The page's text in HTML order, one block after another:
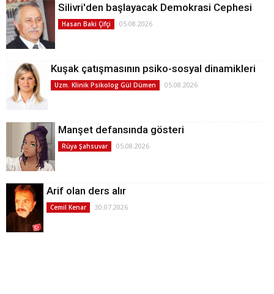
Silivri'den başlayacak Demokrasi Cephesi
Hasan Baki Çifçi 05.08.2026
Kuşak çatışmasının psiko-sosyal dinamikleri
Uzm. Klinik Psikolog Gül Dümen 05.08.2026
Manşet defansında gösteri
Rüya Şahsuvar 05.08.2026
Arif olan ders alır
Cemil Kenar 30.07.2026